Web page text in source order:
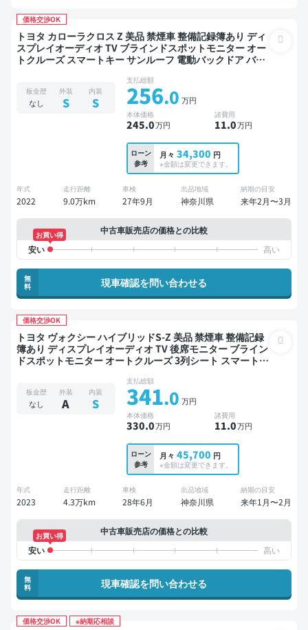
価格交渉OK
トヨタ カローラクロス Z 美品 禁煙車 整備記録簿あり ディ
スプレイオーディオ TV ブラインドスポットモニター オー
トクルーズ スマートキー サンルーフ 電動バックドア バッ
板金歴
なし
外装
S
内装
S
支払総額
256.0 万円
本体価格
245.0万円
諸費用
11.0万円
ローン
参考
月々 34,300 円
※金額は変更できます。
年式
2022
走行距離
9.0万km
車検
27年9月
出品地域
神奈川県
納期の目安
来年2月〜3月
中古車販売店の価格との比較
お買い得
無
料
現車確認を問い合わせる
価格交渉OK
トヨタ ヴォクシー ハイブリッドS-Z 美品 禁煙車 整備記録
簿あり ディスプレイオーディオ TV 後席モニター ブライン
ドスポットモニター オートクルーズ 3列シート スマートキ
ー 衝突軽減 両側電動スライドドア 7人乗り
板金歴
なし
外装
A
内装
S
支払総額
341.0 万円
本体価格
330.0万円
諸費用
11.0万円
ローン
参考
月々 45,700 円
※金額は変更できます。
年式
2023
走行距離
4.3万km
車検
28年6月
出品地域
神奈川県
納期の目安
来年1月〜2月
中古車販売店の価格との比較
お買い得
無
料
現車確認を問い合わせる
価格交渉OK ※納期応相談